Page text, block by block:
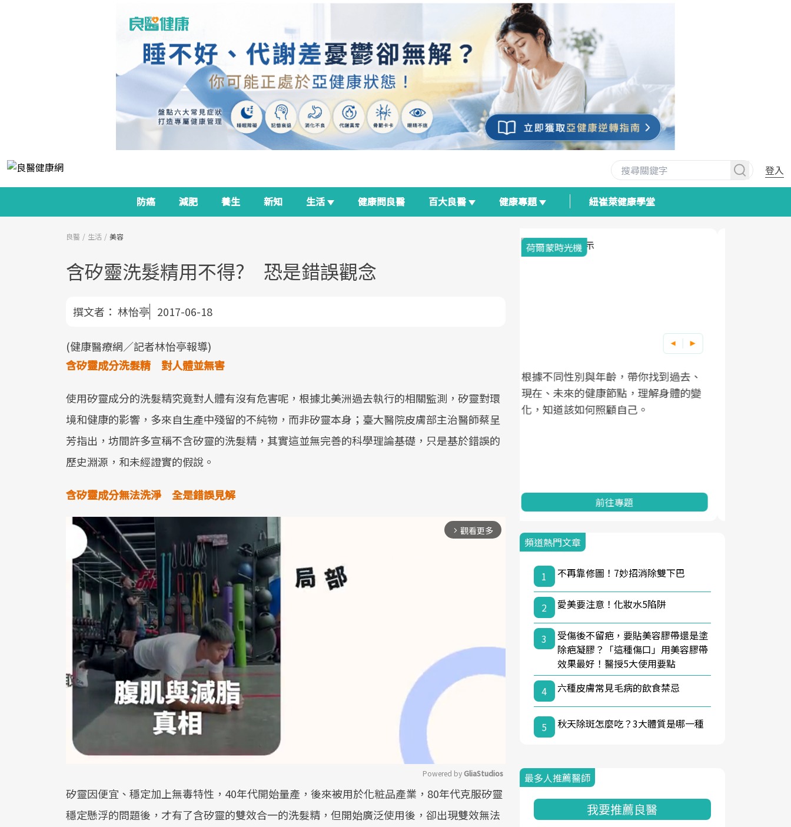
登入
防癌 減肥 養生 新知 生活 健康問良醫 百大良醫 健康專題 紐崔萊健康學堂
良醫 生活 美容
含矽靈洗髮精用不得? 恐是錯誤觀念
撰文者： 林怡亭 2017-06-18
(健康醫療網／記者林怡亭報導)
含矽靈成分洗髮精 對人體並無害
使用矽靈成分的洗髮精究竟對人體有沒有危害呢，根據北美洲過去執行的相關監測，矽靈對環
境和健康的影響，多來自生產中殘留的不純物，而非矽靈本身；臺大醫院皮膚部主治醫師蔡呈
芳指出，坊間許多宣稱不含矽靈的洗髮精，其實這並無完善的科學理論基礎，只是基於錯誤的
歷史淵源，和未經證實的假說。
含矽靈成分無法洗淨 全是錯誤見解
arrow_forward_ios 觀看更多
Mute
Powered by GliaStudios
矽靈因便宜、穩定加上無毒特性，40年代開始量產，後來被用於化粧品產業，80年代克服矽靈
穩定懸浮的問題後，才有了含矽靈的雙效合一的洗髮精，但開始廣泛使用後，卻出現雙效無法
邁向「健康照護」的新時代。隨著國家
政策如「健康台灣推動委員會」與「長
照3.0」的推進，「預防醫學」已成全民
關注的核心議題。然而，健檢不只是醫
健康新生活」，從講座、體驗到運動，
全面啟動你的健康革命！
發，透過醫學觀點與日常感受的對話，
建立對亞健康的認知，進而引導實際的
改善行動。
現在、未來的健康節點，理解身體的變
化，知道該如何照顧自己。
2025健檢服務大調查
因應超高齡社會來臨，良醫健康網推動
「2025年健檢服務大調查」，以倡議健
康促進為目的，深耕健康篩檢之於台灣
前往專題
頻道熱門文章
1 不再靠修圖！7妙招消除雙下巴
2 愛美要注意！化妝水5陷阱
3
受傷後不留疤，要貼美容膠帶還是塗
除疤凝膠？「這種傷口」用美容膠帶
效果最好！醫授5大使用要點
4
六種皮膚常見毛病的飲食禁忌
5 秋天除斑怎麼吃？3大體質是哪一種
最多人推薦醫師
我要推薦良醫